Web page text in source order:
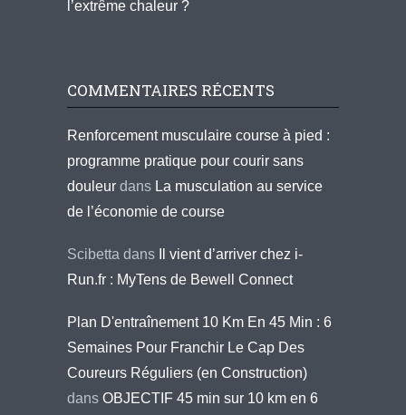
l’extrême chaleur ?
COMMENTAIRES RÉCENTS
Renforcement musculaire course à pied :
programme pratique pour courir sans
douleur dans La musculation au service
de l’économie de course
Scibetta dans
Il vient d’arriver chez i-
Run.fr : MyTens de Bewell Connect
Plan D'entraînement 10 Km En 45 Min : 6
Semaines Pour Franchir Le Cap Des
Coureurs Réguliers (en Construction)
dans OBJECTIF 45 min sur 10 km en 6